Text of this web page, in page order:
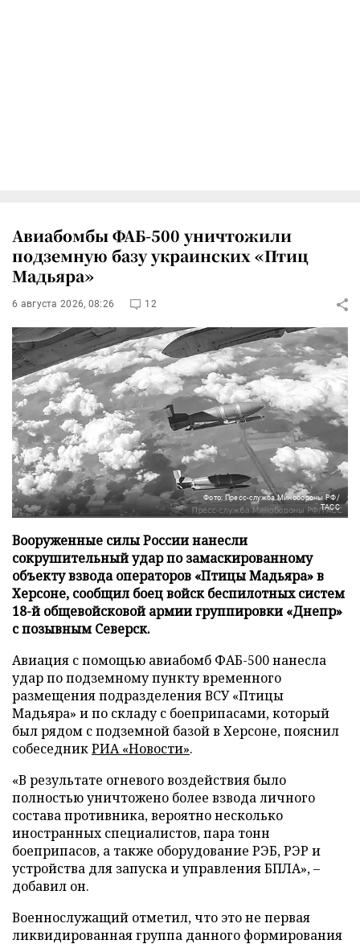
Авиабомбы ФАБ-500 уничтожили
подземную базу украинских «Птиц
Мадьяра»
6 августа 2026, 08:26 12
Фото: Пресс-служба Минобороны РФ/
ТАСС
Вооруженные силы России нанесли
сокрушительный удар по замаскированному
объекту взвода операторов «Птицы Мадьяра» в
Херсоне, сообщил боец войск беспилотных систем
18-й общевойсковой армии группировки «Днепр»
с позывным Северск.
Авиация с помощью авиабомб ФАБ-500 нанесла
удар по подземному пункту временного
размещения подразделения ВСУ «Птицы
Мадьяра» и по складу с боеприпасами, который
был рядом с подземной базой в Херсоне, пояснил
собеседникРИА «Новости».
«В результате огневого воздействия было
полностью уничтожено более взвода личного
состава противника, вероятно несколько
иностранных специалистов, пара тонн
боеприпасов, а также оборудование РЭБ, РЭР и
устройства для запуска и управления БПЛА», –
добавил он.
Военнослужащий отметил, что это не первая
ликвидированная группа данного формирования